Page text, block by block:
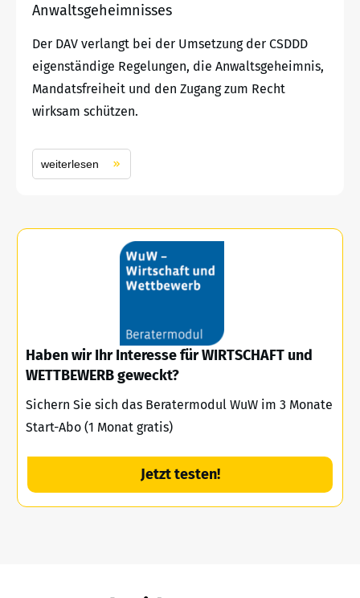
Anwaltsgeheimnisses
Der DAV verlangt bei der Umsetzung der CSDDD
eigenständige Regelungen, die Anwaltsgeheimnis,
Mandatsfreiheit und den Zugang zum Recht
wirksam schützen.
weiterlesen
Haben wir Ihr Interesse für WIRTSCHAFT und
WETTBEWERB geweckt?
Sichern Sie sich das Beratermodul WuW im 3 Monate
Start-Abo (1 Monat gratis)
Jetzt testen!